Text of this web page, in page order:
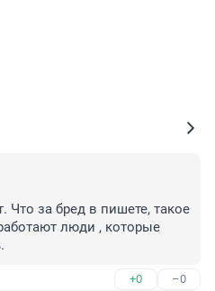
Что за бред в пишете, такое
люди , которые
+0 –0